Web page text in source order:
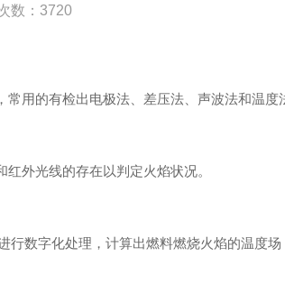
数：3720
用的有检出电极法、差压法、声波法和温度
外光线的存在以判定火焰状况。
行数字化处理，计算出燃料燃烧火焰的温度